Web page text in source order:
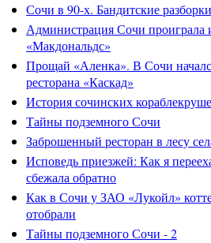
Сочи в 90-х. Бандитские
Администрация Сочи проиграла
«Макдональдс»
Прощай «Аленка». В Сочи
ресторана «Каскад»
История сочинских
Тайны подземного Сочи
Заброшенный ресторан в лесу
Исповедь приезжей: Как я
сбежала обратно
Как в Сочи у ЗАО «Лукойл»
отобрали
Тайны подземного Сочи - 2